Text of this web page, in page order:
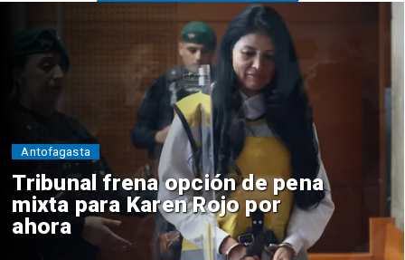
Tribunal frena opción de pena
mixta para Karen Rojo por
ahora
Antofagasta